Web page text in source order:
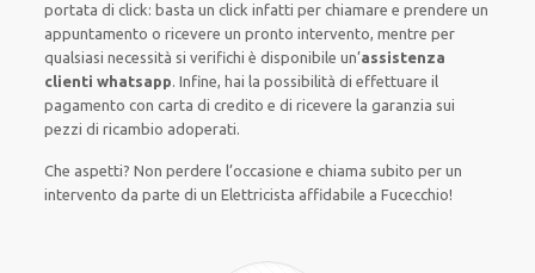
portata di click: basta un click infatti per chiamare e prendere un
appuntamento o ricevere un pronto intervento, mentre per
qualsiasi necessità si verifichi è disponibile un’assistenza
clienti whatsapp. Infine, hai la possibilità di effettuare il
pagamento con carta di credito e di ricevere la garanzia sui
pezzi di ricambio adoperati.
Che aspetti? Non perdere l’occasione e chiama subito per un
intervento da parte di un Elettricista affidabile a Fucecchio!